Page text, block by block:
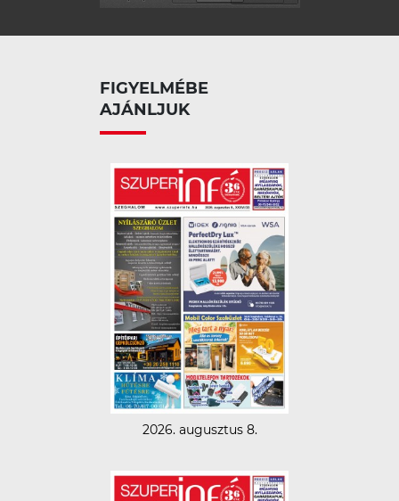
FIGYELMÉBE
AJÁNLJUK
2026. augusztus 8.